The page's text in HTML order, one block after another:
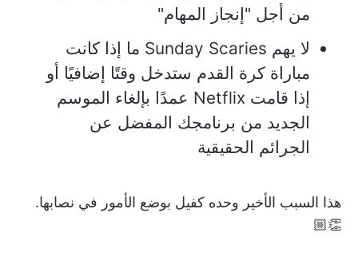
من أجل "إنجاز المهام"
لا يهم Sunday Scaries ما إذا كانت
مباراة كرة القدم ستدخل وقتًا إضافيًا أو
إذا قامت Netflix عمدًا بإلغاء الموسم
الجديد من برنامجك المفضل عن
الجرائم الحقيقية
هذا السبب الأخير وحده كفيل بوضع الأمور في نصابها.
👏🏼